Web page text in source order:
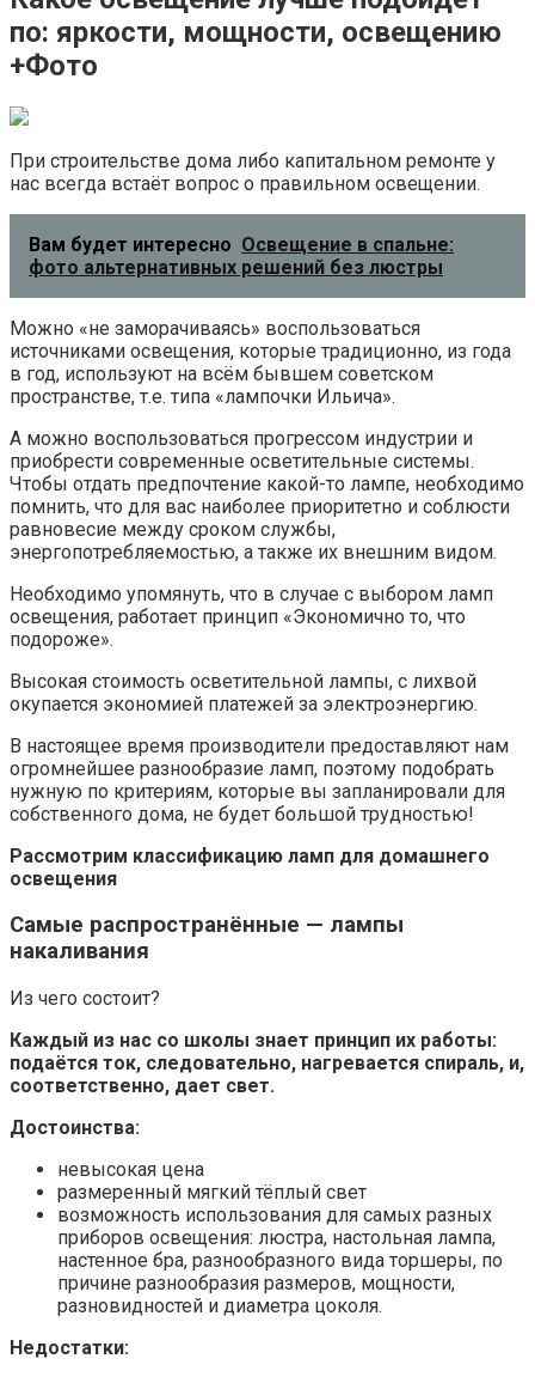
по: яркости, мощности, освещению
+Фото
При строительстве дома либо капитальном ремонте у
нас всегда встаёт вопрос о правильном освещении.
Вам будет интересно Освещение в спальне:
фото альтернативных решений без люстры
Можно «не заморачиваясь» воспользоваться
источниками освещения, которые традиционно, из года
в год, используют на всём бывшем советском
пространстве, т.е. типа «лампочки Ильича».
А можно воспользоваться прогрессом индустрии и
приобрести современные осветительные системы.
Чтобы отдать предпочтение какой-то лампе, необходимо
помнить, что для вас наиболее приоритетно и соблюсти
равновесие между сроком службы,
энергопотребляемостью, а также их внешним видом.
Необходимо упомянуть, что в случае с выбором ламп
освещения, работает принцип «Экономично то, что
подороже».
Высокая стоимость осветительной лампы, c лихвой
окупается экономией платежей за электроэнергию.
В настоящее время производители предоставляют нам
огромнейшее разнообразие ламп, поэтому подобрать
нужную по критериям, которые вы запланировали для
собственного дома, не будет большой трудностью!
Рассмотрим классификацию ламп для домашнего
освещения
Самые распространённые — лампы
накаливания
Из чего состоит?
Каждый из нас со школы знает принцип их работы:
подаётся ток, следовательно, нагревается спираль, и,
соответственно, дает свет.
Достоинства:
невысокая цена
размеренный мягкий тёплый свет
возможность использования для самых разных
приборов освещения: люстра, настольная лампа,
настенное бра, разнообразного вида торшеры, по
причине разнообразия размеров, мощности,
разновидностей и диаметра цоколя.
Недостатки: